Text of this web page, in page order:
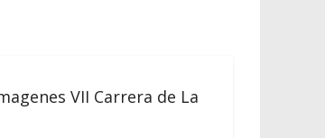
VII Carrera de La